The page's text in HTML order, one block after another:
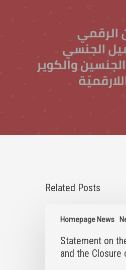
Related Posts
Homepage News
Allegations
Statement on
and the Closure